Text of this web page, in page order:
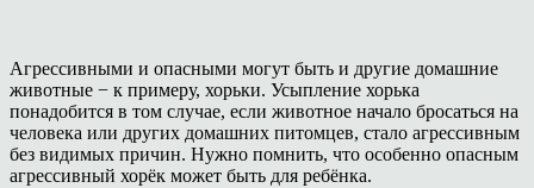
Агрессивными и опасными могут быть и другие домашние
животные − к примеру, хорьки. Усыпление хорька
понадобится в том случае, если животное начало бросаться на
человека или других домашних питомцев, стало агрессивным
без видимых причин. Нужно помнить, что особенно опасным
агрессивный хорёк может быть для ребёнка.